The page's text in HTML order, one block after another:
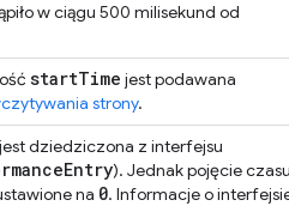
w ciągu 500 milisekund od
startTime jest podawana
strony.
jest dziedziczona z interfejsu
Entry). Jednak pojęcie czasu
na 0. Informacje o